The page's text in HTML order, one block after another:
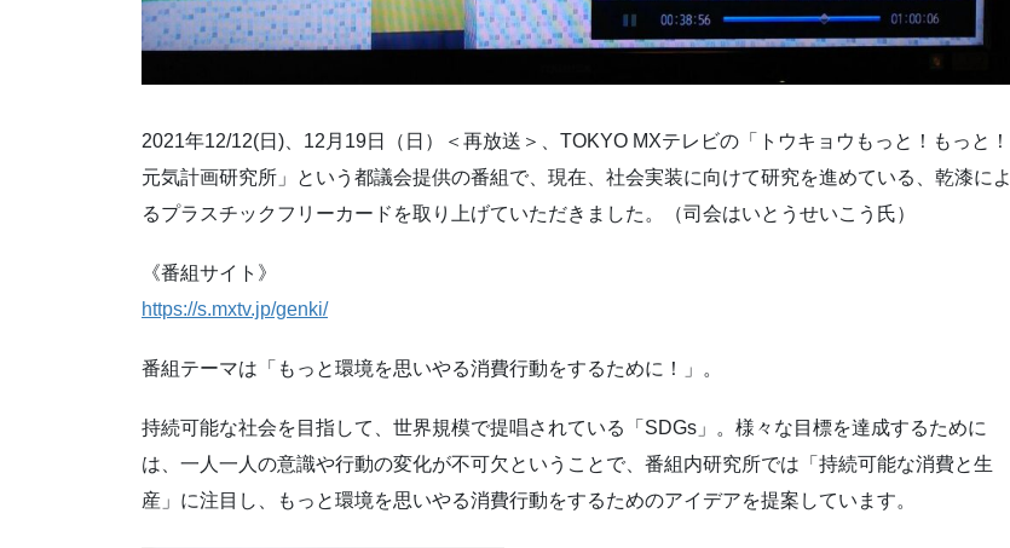
2021年12/12(日)、12月19日（日）＜再放送＞、TOKYO MXテレビの「トウキョウもっと！もっと！
元気計画研究所」という都議会提供の番組で、現在、社会実装に向けて研究を進めている、乾漆によ
るプラスチックフリーカードを取り上げていただきました。（司会はいとうせいこう氏）
《番組サイト》
https://s.mxtv.jp/genki/
番組テーマは「もっと環境を思いやる消費行動をするために！」。
持続可能な社会を目指して、世界規模で提唱されている「SDGs」。様々な目標を達成するために
は、一人一人の意識や行動の変化が不可欠ということで、番組内研究所では「持続可能な消費と生
産」に注目し、もっと環境を思いやる消費行動をするためのアイデアを提案しています。